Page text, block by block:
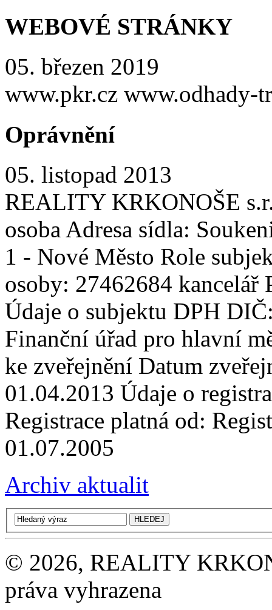
WEBOVÉ STRÁNKY
05. březen 2019
www.pkr.cz www.odhady-
Oprávnění
05. listopad 2013
REALITY KRKONOŠE
osoba Adresa sídla:
1 - Nové Město Role
osoby: 27462684 kancelář
Údaje o subjektu DPH
Finanční úřad pro hlavní
ke zveřejnění Datum
01.04.2013 Údaje o
Registrace platná od:
01.07.2005
Archiv aktualit
© 2026, REALITY
práva vyhrazena